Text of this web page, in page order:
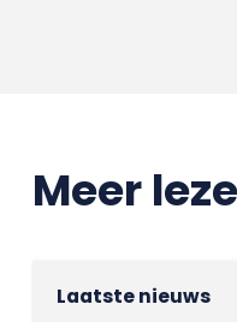
Meer
Laatste nieuws